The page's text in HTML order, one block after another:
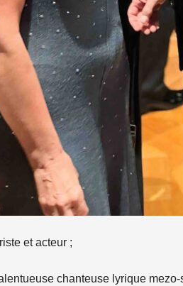
et acteur ;
chanteuse lyrique